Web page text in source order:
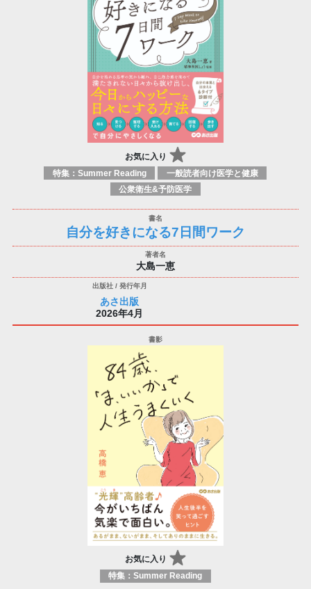
お気に入り
特集：Summer Reading
一般読者向け医学と健康
公衆衛生&予防医学
自分を好きになる7日間ワーク
大島一恵
あさ出版
2026年4月
お気に入り
特集：Summer Reading